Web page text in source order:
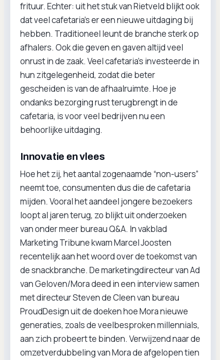
frituur. Echter: uit het stuk van Rietveld blijkt ook
dat veel cafetaria’s er een nieuwe uitdaging bij
hebben. Traditioneel leunt de branche sterk op
afhalers. Ook die geven en gaven altijd veel
onrust in de zaak. Veel cafetaria’s investeerde in
hun zitgelegenheid, zodat die beter
gescheiden is van de afhaalruimte. Hoe je
ondanks bezorging rust terugbrengt in de
cafetaria, is voor veel bedrijven nu een
behoorlijke uitdaging.
Innovatie en vlees
Hoe het zij, het aantal zogenaamde “non-users”
neemt toe, consumenten dus die de cafetaria
mijden. Vooral het aandeel jongere bezoekers
loopt al jaren terug, zo blijkt uit onderzoeken
van onder meer bureau Q&A. In vakblad
Marketing Tribune kwam Marcel Joosten
recentelijk aan het woord over de toekomst van
de snackbranche. De marketingdirecteur van Ad
van Geloven/Mora deed in een interview samen
met directeur Steven de Cleen van bureau
ProudDesign uit de doeken hoe Mora nieuwe
generaties, zoals de veelbesproken millennials,
aan zich probeert te binden. Verwijzend naar de
omzetverdubbeling van Mora de afgelopen tien